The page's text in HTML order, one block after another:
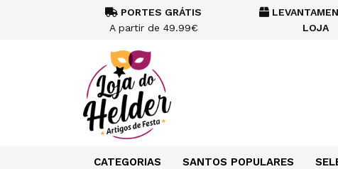
PORTES GRÁTIS
A partir de 49.99€
LOJA
CATEGORIAS SANTOS POPULARES